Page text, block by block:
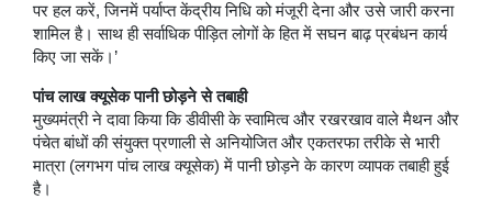
पर हल करें, जिनमें पर्याप्त केंद्रीय निधि को मंजूरी देना और उसे जारी करना
शामिल है। साथ ही सर्वाधिक पीड़ित लोगों के हित में सघन बाढ़ प्रबंधन कार्य
किए जा सकें।’
पांच लाख क्यूसेक पानी छोड़ने से तबाही
मुख्यमंत्री ने दावा किया कि डीवीसी के स्वामित्व और रखरखाव वाले मैथन और
पंचेत बांधों की संयुक्त प्रणाली से अनियोजित और एकतरफा तरीके से भारी
मात्रा (लगभग पांच लाख क्यूसेक) में पानी छोड़ने के कारण व्यापक तबाही हुई
है।